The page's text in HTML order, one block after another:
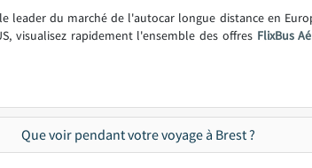
leader du marché de l'autocar longue distance en
visualisez rapidement l'ensemble des offres FlixBus
Que voir pendant votre voyage à Brest ?